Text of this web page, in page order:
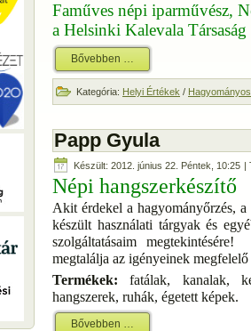
Faműves népi iparművész,
a Helsinki Kalevala
Bővebben …
Kategória: Helyi Értékek /
Papp Gyula
Készült: 2012. június 22. Péntek, 10:25 |
Népi hangszerkészítő
Akit érdekel a hagyományőrzés, a
készült használati tárgyak és
szolgáltatásaim
megtalálja az igényeinek
Termékek: fatálak, kanalak,
hangszerek, ruhák, égetett képek.
Bővebben …